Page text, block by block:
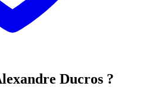
Ducros ?